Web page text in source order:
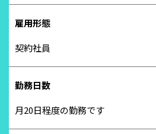
雇用形態
契約社員
勤務日数
月20日程度の勤務です